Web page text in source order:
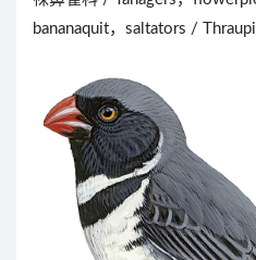
bananaquit，saltators /